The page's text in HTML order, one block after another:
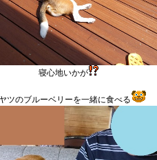
寝心地いかが
ツのブルーベリーを一緒に食べる